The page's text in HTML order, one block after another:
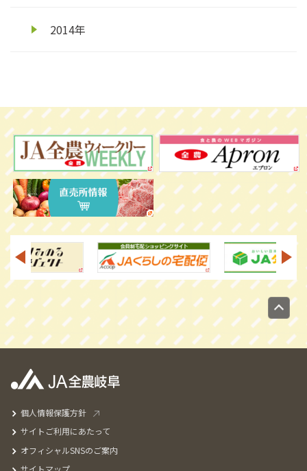
2014年
個人情報保護方針
サイトご利用にあたって
オフィシャルSNSのご案内